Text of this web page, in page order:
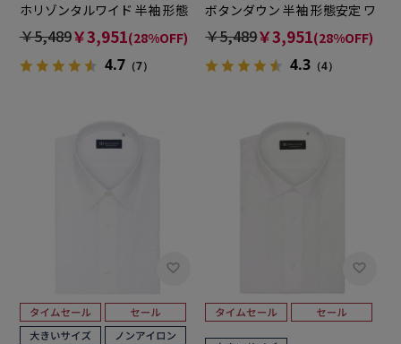
ホリゾンタルワイド 半袖 形態
安定 ワイシャツ
￥5,489￥3,951(28%OFF)
4.7（7）
ボタンダウン 半袖 形態安定 ワ
イシャツ
￥5,489￥3,951(28%OFF)
4.3 （4）